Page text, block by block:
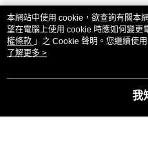
熱門標籤
本網站中使用 cookie，欲查詢有關本
望在電腦上使用 cookie 時應如何變更
權條款 」之 Cookie 聲明。您繼續使
用條款之 Cookie 聲明使用 cookie。
了解更多 >
我